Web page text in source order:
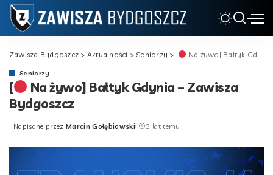
Zawisza Bydgoszcz > Aktualności >Seniorzy > [ Na żywo] Bałtyk Gdynia – Zawisza Bydgoszcz
Seniorzy
[
Na żywo] Bałtyk Gdynia – Zawisza
Bydgoszcz
Posted
Napisane przez Marcin Gołębiowski 5 lat temu